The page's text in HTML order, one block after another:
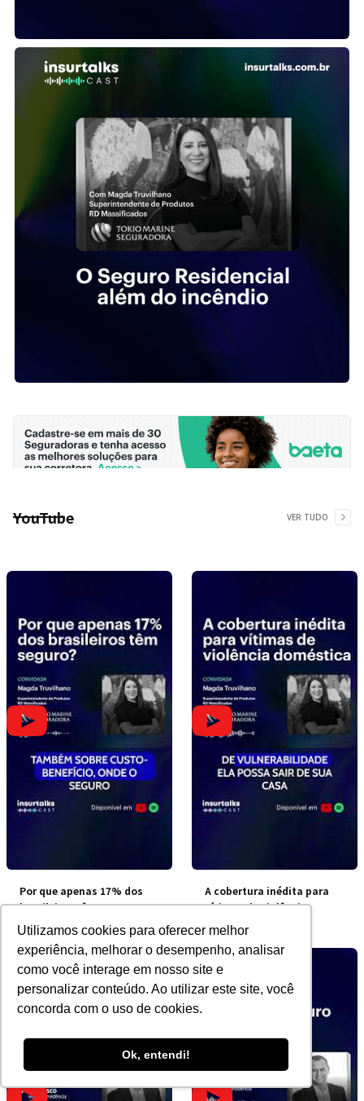
Utilizamos cookies para oferecer melhor
experiência, melhorar o desempenho, analisar
como você interage em nosso site e
personalizar conteúdo. Ao utilizar este site, você
concorda com o uso de cookies.
Ok, entendi!
YouTube VER TUDO
Por que apenas 17% dos
brasileiros têm seguro?
A cobertura inédita para
vítimas de violência
doméstica